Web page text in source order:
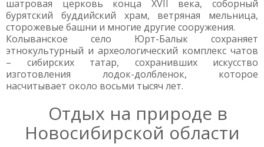
шатровая церковь конца XVII века, соборный
бурятский буддийский храм, ветряная мельница,
сторожевые башни и многие другие сооружения.
Колыванское село Юрт-Балык сохраняет
этнокультурный и археологический комплекс чатов
– сибирских татар, сохранивших искусство
изготовления лодок-долбленок, которое
насчитывает около восьми тысяч лет.
Отдых на природе в
Новосибирской области